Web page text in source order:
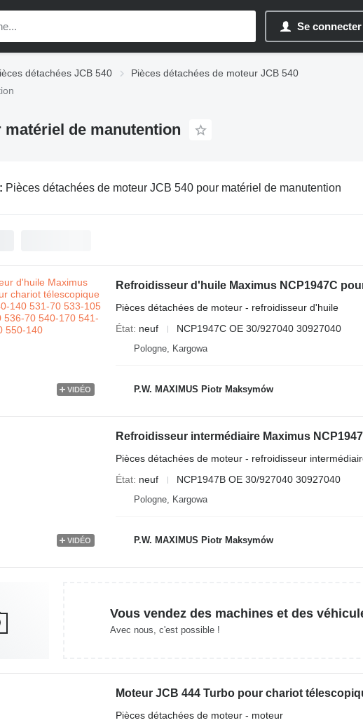
Se
détachées JCB 540
Pièces détachées de moteur JCB 540
matériel de manutention
Pièces détachées de moteur JCB 540 pour matériel de manutention
VIDÉO
Pièces détachées de moteur - refroidisseur d'huile
État neuf NCP1947C OE 30/927040 30927040
Pologne, Kargowa
P.W. MAXIMUS Piotr Maksymów
VIDÉO
Pièces détachées de moteur - refroidisseur
État neuf NCP1947B OE 30/927040 30927040
Pologne, Kargowa
P.W. MAXIMUS Piotr Maksymów
Vous vendez des machines et des
Avec nous, c'est possible !
Moteur JCB 444 Turbo pour chariot
Pièces détachées de moteur - moteur